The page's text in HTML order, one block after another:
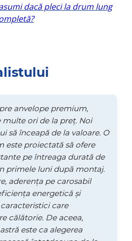
dacă pleci la drum lung
anvelope premium,
ori de la preț. Noi
să înceapă de la valoare. O
este proiectată să ofere
pe întreaga durată de
primele luni după montaj.
aderența pe carosabil
energetică și
care
călătorie. De aceea,
este ca alegerea